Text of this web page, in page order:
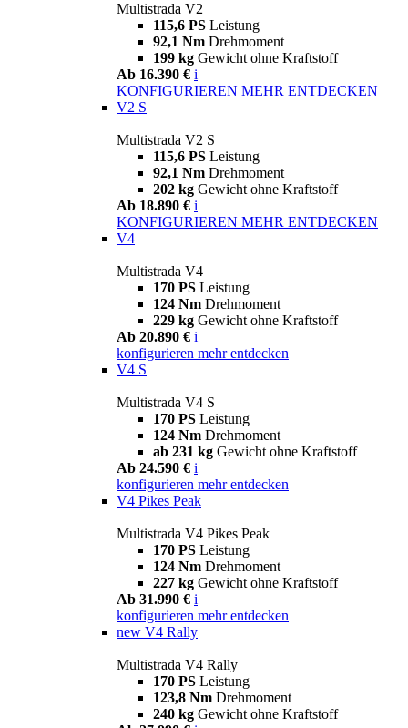
Multistrada V2
115,6 PS Leistung
92,1 Nm Drehmoment
199 kg Gewicht ohne Kraftstoff
Ab 16.390 € i
KONFIGURIEREN MEHR ENTDECKEN
V2 S
Multistrada V2 S
115,6 PS Leistung
92,1 Nm Drehmoment
202 kg Gewicht ohne Kraftstoff
Ab 18.890 € i
KONFIGURIEREN MEHR ENTDECKEN
V4
Multistrada V4
170 PS Leistung
124 Nm Drehmoment
229 kg Gewicht ohne Kraftstoff
Ab 20.890 € i
konfigurieren mehr entdecken
V4 S
Multistrada V4 S
170 PS Leistung
124 Nm Drehmoment
ab 231 kg Gewicht ohne Kraftstoff
Ab 24.590 € i
konfigurieren mehr entdecken
V4 Pikes Peak
Multistrada V4 Pikes Peak
170 PS Leistung
124 Nm Drehmoment
227 kg Gewicht ohne Kraftstoff
Ab 31.990 € i
konfigurieren mehr entdecken
new V4 Rally
Multistrada V4 Rally
170 PS Leistung
123,8 Nm Drehmoment
240 kg Gewicht ohne Kraftstoff